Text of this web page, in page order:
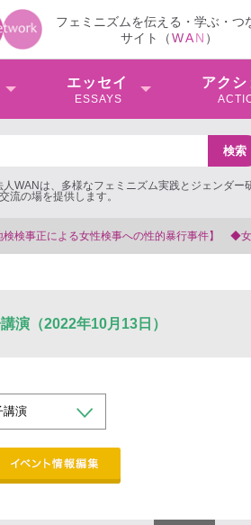
フェミニズムを伝える・学ぶ・つ
サイト（WAN ）
エッセイ
ESSAYS
アクシ
WANは、多様なフェミニズム実践とジェンダー
流の場を提供します。
検事への性的暴行事件】 ◆女性検事を支援する
講演（2022年10月13日）